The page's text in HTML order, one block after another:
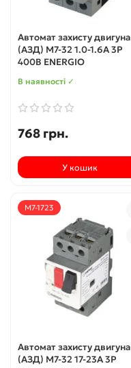
Автомат захисту двигуна
(АЗД) M7-32 1.0-1.6А 3P
400В ENERGIO
В наявності ✓
768 грн.
У кошик
M7-1723
Автомат захисту двигуна
(АЗД) M7-32 17-23А 3Р